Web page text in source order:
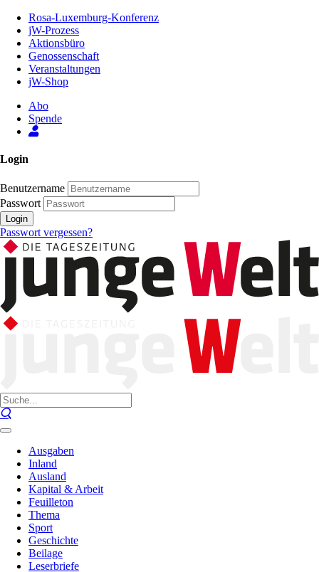
Inhalt
Seite
Rosa-Luxemburg-Konferenz
jW-Prozess
Aktionsbüro
Genossenschaft
Veranstaltungen
jW-Shop
Abo
Spende
Login
Benutzername
Passwort
Login
Passwort vergessen?
Ausgaben
Inland
Ausland
Kapital & Arbeit
Feuilleton
Thema
Sport
Geschichte
Beilage
Leserbriefe